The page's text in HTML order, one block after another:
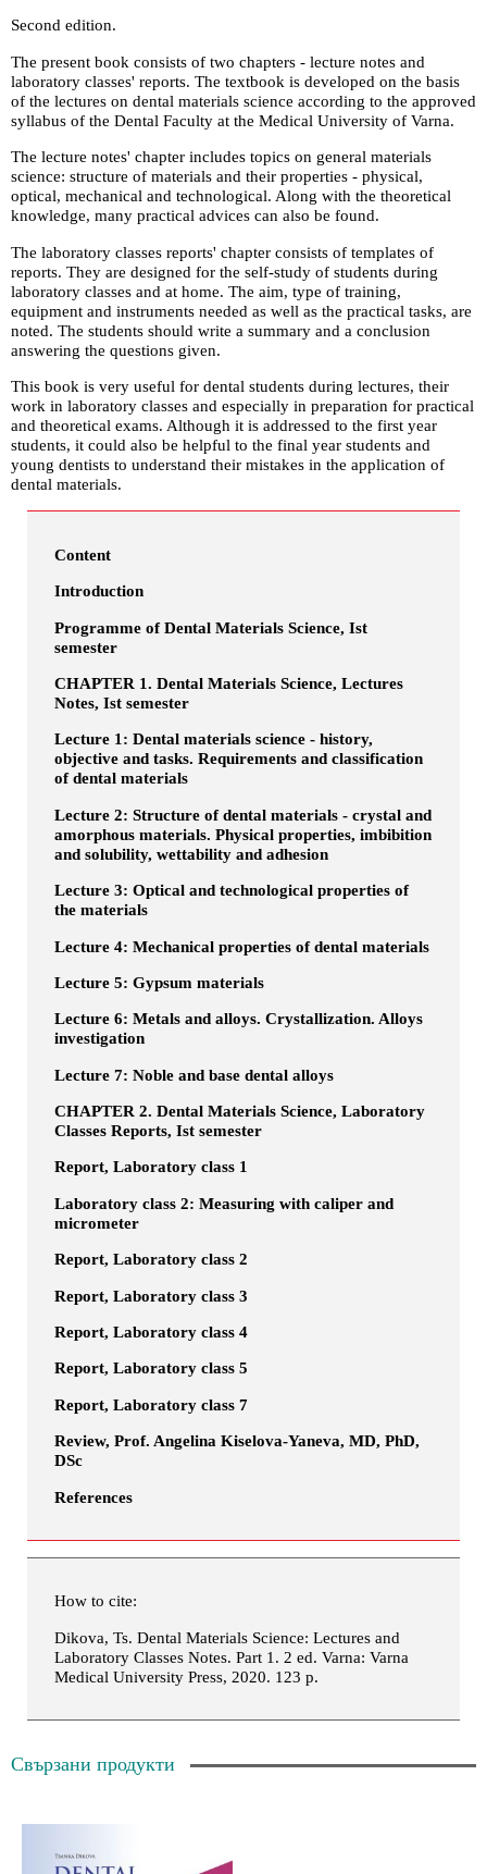
Second edition.
The present book consists of two chapters - lecture notes and
laboratory classes' reports. The textbook is developed on the basis
of the lectures on dental materials science according to the approved
syllabus of the Dental Faculty at the Medical University of Varna.
The lecture notes' chapter includes topics on general materials
science: structure of materials and their properties - physical,
optical, mechanical and technological. Along with the theoretical
knowledge, many practical advices can also be found.
The laboratory classes reports' chapter consists of templates of
reports. They are designed for the self-study of students during
laboratory classes and at home. The aim, type of training,
equipment and instruments needed as well as the practical tasks, are
noted. The students should write a summary and a conclusion
answering the questions given.
This book is very useful for dental students during lectures, their
work in laboratory classes and especially in preparation for practical
and theoretical exams. Although it is addressed to the first year
students, it could also be helpful to the final year students and
young dentists to understand their mistakes in the application of
dental materials.
Content
Introduction
Programme of Dental Materials Science, Ist
semester
CHAPTER 1. Dental Materials Science, Lectures
Notes, Ist semester
Lecture 1: Dental materials science - history,
objective and tasks. Requirements and classification
of dental materials
Lecture 2: Structure of dental materials - crystal and
amorphous materials. Physical properties, imbibition
and solubility, wettability and adhesion
Lecture 3: Optical and technological properties of
the materials
Lecture 4: Mechanical properties of dental materials
Lecture 5: Gypsum materials
Lecture 6: Metals and alloys. Crystallization. Alloys
investigation
Lecture 7: Noble and base dental alloys
CHAPTER 2. Dental Materials Science, Laboratory
Classes Reports, Ist semester
Report, Laboratory class 1
Laboratory class 2: Measuring with caliper and
micrometer
Report, Laboratory class 2
Report, Laboratory class 3
Report, Laboratory class 4
Report, Laboratory class 5
Report, Laboratory class 7
Review, Prof. Angelina Kiselova-Yaneva, MD, PhD,
DSc
References
How to cite:
Dikova, Ts. Dental Materials Science: Lectures and
Laboratory Classes Notes. Part 1. 2 ed. Varna: Varna
Medical University Press, 2020. 123 p.
Свързани продукти